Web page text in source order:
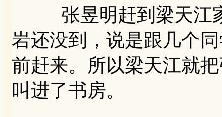
张昱明赶到梁天江家
岩还没到，说是跟几个
前赶来。所以梁天江就
叫进了书房。